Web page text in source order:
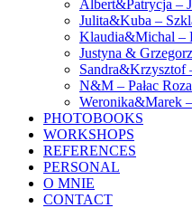
Albert&Patrycja –
Julita&Kuba –
Klaudia&Michal –
Justyna & Grzegorz
Sandra&Krzysztof
N&M – Pałac
Weronika&Marek
PHOTOBOOKS
WORKSHOPS
REFERENCES
PERSONAL
O MNIE
CONTACT